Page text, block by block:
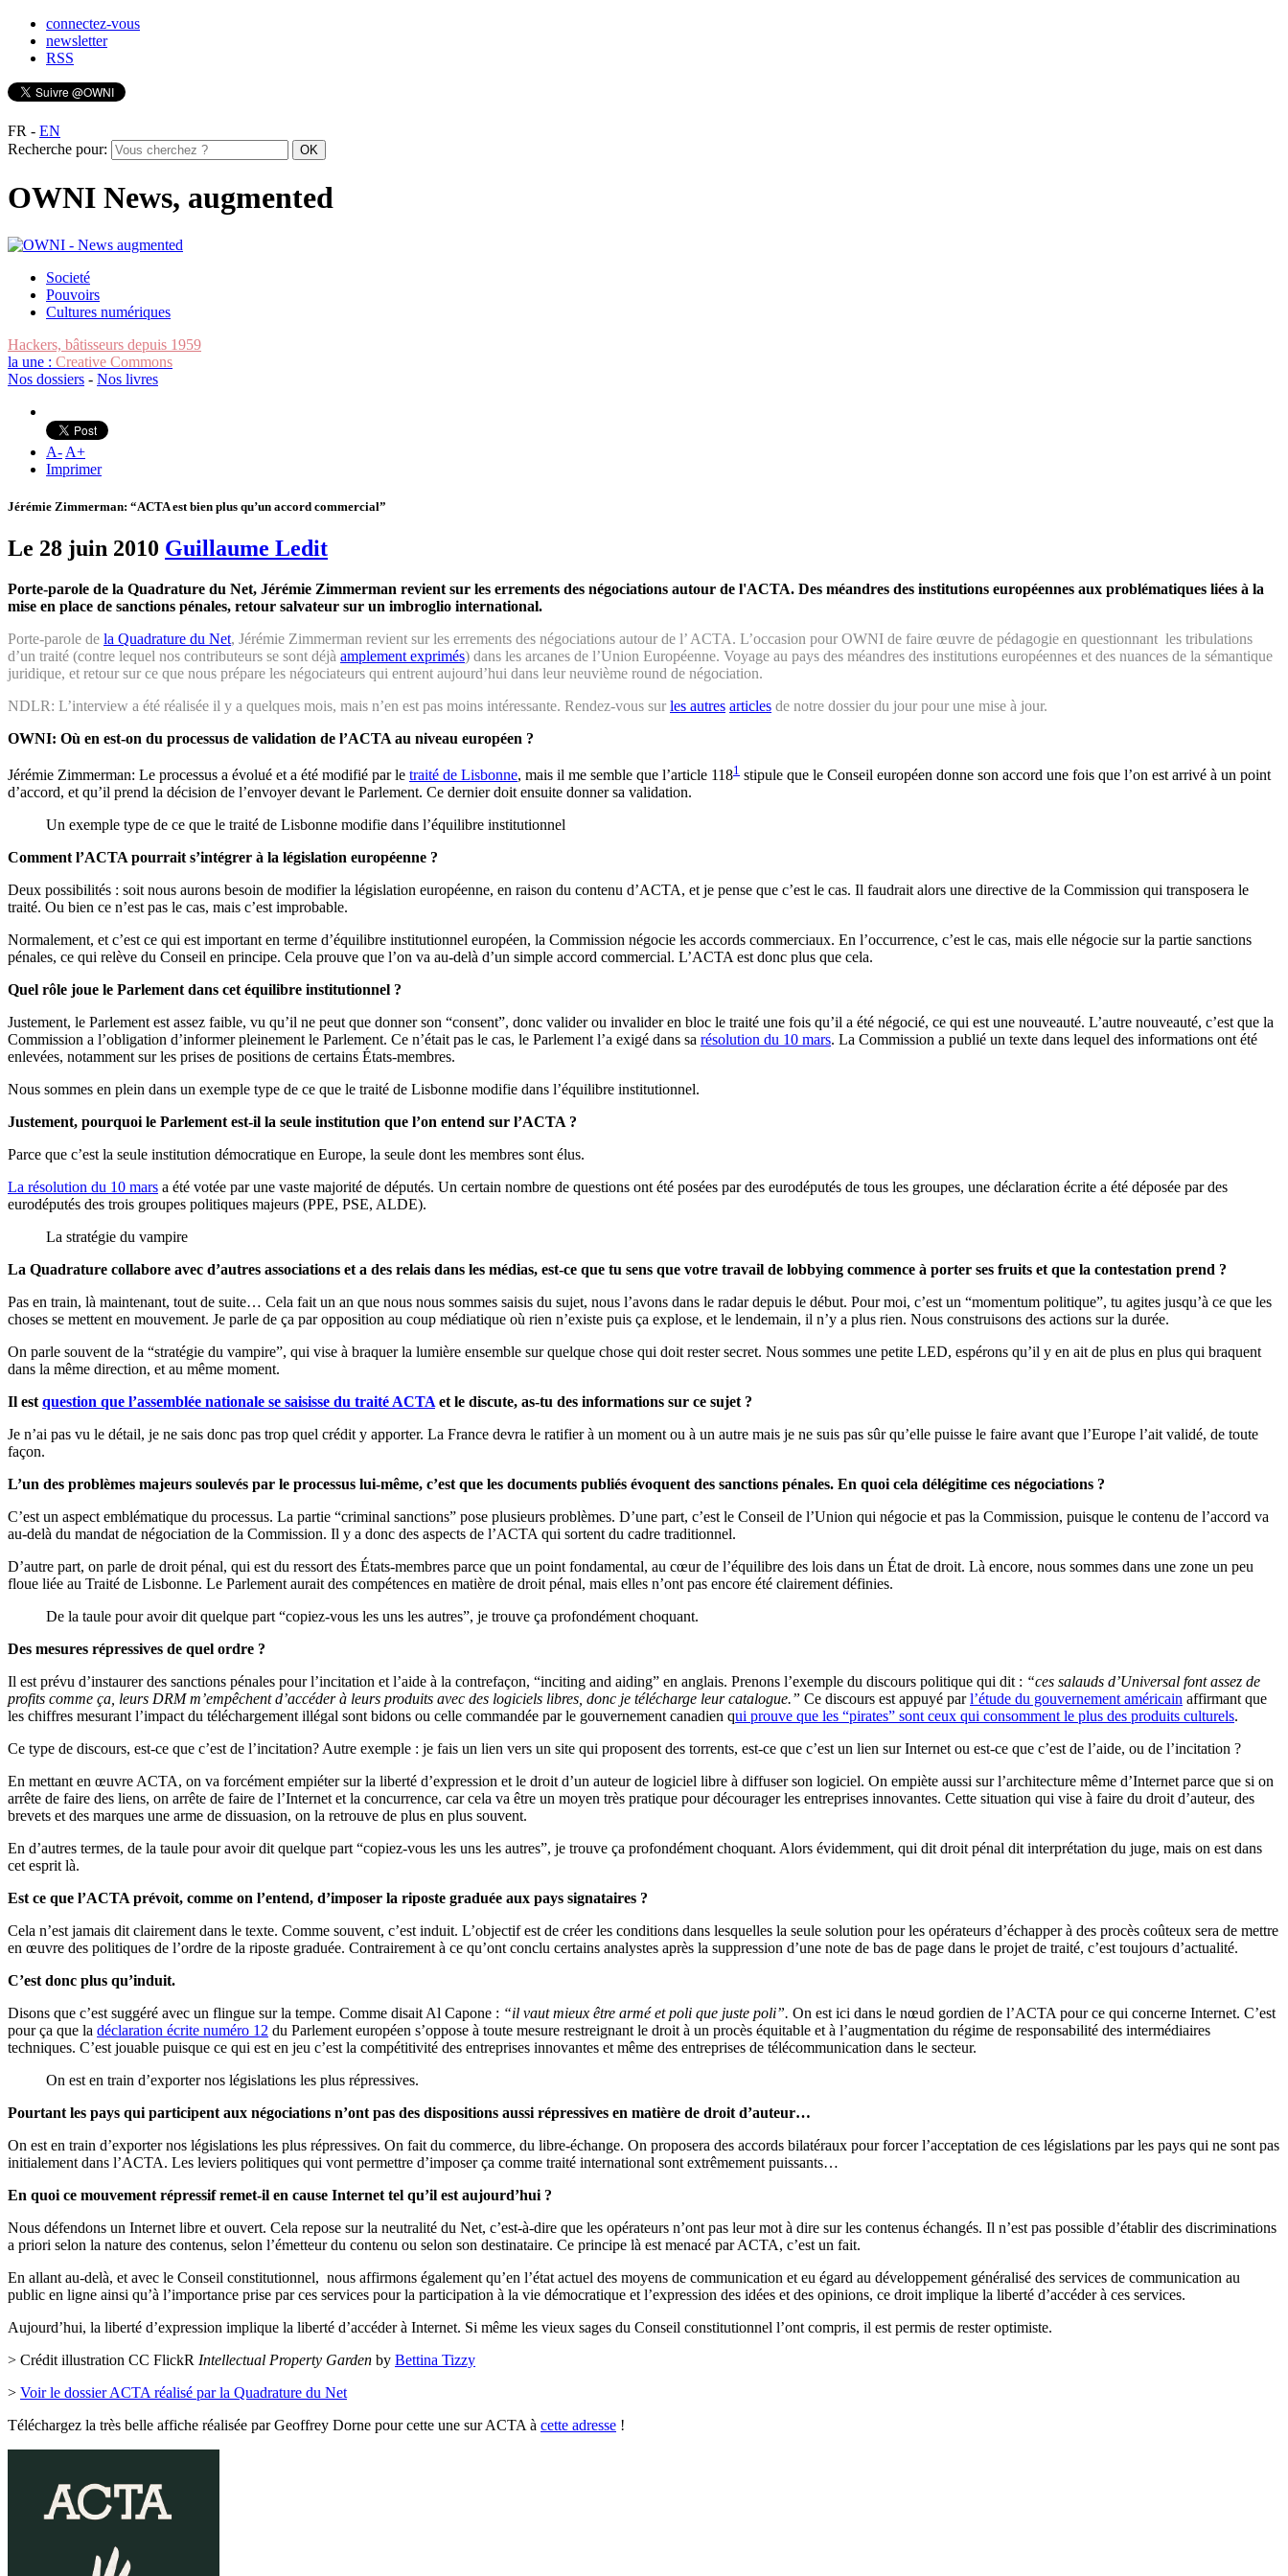
connectez-vous
newsletter
RSS
FR - EN
Recherche pour:
OWNI News, augmented
Societé
Pouvoirs
Cultures numériques
Hackers, bâtisseurs depuis 1959
la une : Creative Commons
Nos dossiers - Nos livres
A- A+
Imprimer
Jérémie Zimmerman: “ACTA est bien plus qu’un accord commercial”
Le 28 juin 2010 Guillaume Ledit
Porte-parole de la Quadrature du Net, Jérémie Zimmerman revient sur les errements des négociations autour de l'ACTA. Des méandres des institutions européennes aux problématiques liées à la
mise en place de sanctions pénales, retour salvateur sur un imbroglio international.
Porte-parole de la Quadrature du Net, Jérémie Zimmerman revient sur les errements des négociations autour de l’ ACTA. L’occasion pour OWNI de faire œuvre de pédagogie en questionnant les tribulations
d’un traité (contre lequel nos contributeurs se sont déjà amplement exprimés) dans les arcanes de l’Union Européenne. Voyage au pays des méandres des institutions européennes et des nuances de la sémantique
juridique, et retour sur ce que nous prépare les négociateurs qui entrent aujourd’hui dans leur neuvième round de négociation.
NDLR: L’interview a été réalisée il y a quelques mois, mais n’en est pas moins intéressante. Rendez-vous sur les autres articles de notre dossier du jour pour une mise à jour.
OWNI: Où en est-on du processus de validation de l’ACTA au niveau européen ?
Jérémie Zimmerman: Le processus a évolué et a été modifié par le traité de Lisbonne, mais il me semble que l’article 1181 stipule que le Conseil européen donne son accord une fois que l’on est arrivé à un point
d’accord, et qu’il prend la décision de l’envoyer devant le Parlement. Ce dernier doit ensuite donner sa validation.
Un exemple type de ce que le traité de Lisbonne modifie dans l’équilibre institutionnel
Comment l’ACTA pourrait s’intégrer à la législation européenne ?
Deux possibilités : soit nous aurons besoin de modifier la législation européenne, en raison du contenu d’ACTA, et je pense que c’est le cas. Il faudrait alors une directive de la Commission qui transposera le
traité. Ou bien ce n’est pas le cas, mais c’est improbable.
Normalement, et c’est ce qui est important en terme d’équilibre institutionnel européen, la Commission négocie les accords commerciaux. En l’occurrence, c’est le cas, mais elle négocie sur la partie sanctions
pénales, ce qui relève du Conseil en principe. Cela prouve que l’on va au-delà d’un simple accord commercial. L’ACTA est donc plus que cela.
Quel rôle joue le Parlement dans cet équilibre institutionnel ?
Justement, le Parlement est assez faible, vu qu’il ne peut que donner son “consent”, donc valider ou invalider en bloc le traité une fois qu’il a été négocié, ce qui est une nouveauté. L’autre nouveauté, c’est que la
Commission a l’obligation d’informer pleinement le Parlement. Ce n’était pas le cas, le Parlement l’a exigé dans sa résolution du 10 mars. La Commission a publié un texte dans lequel des informations ont été
enlevées, notamment sur les prises de positions de certains États-membres.
Nous sommes en plein dans un exemple type de ce que le traité de Lisbonne modifie dans l’équilibre institutionnel.
Justement, pourquoi le Parlement est-il la seule institution que l’on entend sur l’ACTA ?
Parce que c’est la seule institution démocratique en Europe, la seule dont les membres sont élus.
La résolution du 10 mars a été votée par une vaste majorité de députés. Un certain nombre de questions ont été posées par des eurodéputés de tous les groupes, une déclaration écrite a été déposée par des
eurodéputés des trois groupes politiques majeurs (PPE, PSE, ALDE).
La stratégie du vampire
La Quadrature collabore avec d’autres associations et a des relais dans les médias, est-ce que tu sens que votre travail de lobbying commence à porter ses fruits et que la contestation prend ?
Pas en train, là maintenant, tout de suite… Cela fait un an que nous nous sommes saisis du sujet, nous l’avons dans le radar depuis le début. Pour moi, c’est un “momentum politique”, tu agites jusqu’à ce que les
choses se mettent en mouvement. Je parle de ça par opposition au coup médiatique où rien n’existe puis ça explose, et le lendemain, il n’y a plus rien. Nous construisons des actions sur la durée.
On parle souvent de la “stratégie du vampire”, qui vise à braquer la lumière ensemble sur quelque chose qui doit rester secret. Nous sommes une petite LED, espérons qu’il y en ait de plus en plus qui braquent
dans la même direction, et au même moment.
Il estquestion que l’assemblée nationale se saisisse du traité ACTAet le discute, as-tu des informations sur ce sujet ?
Je n’ai pas vu le détail, je ne sais donc pas trop quel crédit y apporter. La France devra le ratifier à un moment ou à un autre mais je ne suis pas sûr qu’elle puisse le faire avant que l’Europe l’ait validé, de toute
façon.
L’un des problèmes majeurs soulevés par le processus lui-même, c’est que les documents publiés évoquent des sanctions pénales. En quoi cela délégitime ces négociations ?
C’est un aspect emblématique du processus. La partie “criminal sanctions” pose plusieurs problèmes. D’une part, c’est le Conseil de l’Union qui négocie et pas la Commission, puisque le contenu de l’accord va
au-delà du mandat de négociation de la Commission. Il y a donc des aspects de l’ACTA qui sortent du cadre traditionnel.
D’autre part, on parle de droit pénal, qui est du ressort des États-membres parce que un point fondamental, au cœur de l’équilibre des lois dans un État de droit. Là encore, nous sommes dans une zone un peu
floue liée au Traité de Lisbonne. Le Parlement aurait des compétences en matière de droit pénal, mais elles n’ont pas encore été clairement définies.
De la taule pour avoir dit quelque part “copiez-vous les uns les autres”, je trouve ça profondément choquant.
Des mesures répressives de quel ordre ?
Il est prévu d’instaurer des sanctions pénales pour l’incitation et l’aide à la contrefaçon, “inciting and aiding” en anglais. Prenons l’exemple du discours politique qui dit : “ces salauds d’Universal font assez de
profits comme ça, leurs DRM m’empêchent d’accéder à leurs produits avec des logiciels libres, donc je télécharge leur catalogue.” Ce discours est appuyé parl’étude du gouvernement américain affirmant que
les chiffres mesurant l’impact du téléchargement illégal sont bidons ou celle commandée par le gouvernement canadien qui prouve que les “pirates” sont ceux qui consomment le plus des produits culturels.
Ce type de discours, est-ce que c’est de l’incitation? Autre exemple : je fais un lien vers un site qui proposent des torrents, est-ce que c’est un lien sur Internet ou est-ce que c’est de l’aide, ou de l’incitation ?
En mettant en œuvre ACTA, on va forcément empiéter sur la liberté d’expression et le droit d’un auteur de logiciel libre à diffuser son logiciel. On empiète aussi sur l’architecture même d’Internet parce que si on
arrête de faire des liens, on arrête de faire de l’Internet et la concurrence, car cela va être un moyen très pratique pour décourager les entreprises innovantes. Cette situation qui vise à faire du droit d’auteur, des
brevets et des marques une arme de dissuasion, on la retrouve de plus en plus souvent.
En d’autres termes, de la taule pour avoir dit quelque part “copiez-vous les uns les autres”, je trouve ça profondément choquant. Alors évidemment, qui dit droit pénal dit interprétation du juge, mais on est dans
cet esprit là.
Est ce que l’ACTA prévoit, comme on l’entend, d’imposer la riposte graduée aux pays signataires ?
Cela n’est jamais dit clairement dans le texte. Comme souvent, c’est induit. L’objectif est de créer les conditions dans lesquelles la seule solution pour les opérateurs d’échapper à des procès coûteux sera de mettre
en œuvre des politiques de l’ordre de la riposte graduée. Contrairement à ce qu’ont conclu certains analystes après la suppression d’une note de bas de page dans le projet de traité, c’est toujours d’actualité.
C’est donc plus qu’induit.
Disons que c’est suggéré avec un flingue sur la tempe. Comme disait Al Capone : “il vaut mieux être armé et poli que juste poli”. On est ici dans le nœud gordien de l’ACTA pour ce qui concerne Internet. C’est
pour ça que la déclaration écrite numéro 12 du Parlement européen s’oppose à toute mesure restreignant le droit à un procès équitable et à l’augmentation du régime de responsabilité des intermédiaires
techniques. C’est jouable puisque ce qui est en jeu c’est la compétitivité des entreprises innovantes et même des entreprises de télécommunication dans le secteur.
On est en train d’exporter nos législations les plus répressives.
Pourtant les pays qui participent aux négociations n’ont pas des dispositions aussi répressives en matière de droit d’auteur…
On est en train d’exporter nos législations les plus répressives. On fait du commerce, du libre-échange. On proposera des accords bilatéraux pour forcer l’acceptation de ces législations par les pays qui ne sont pas
initialement dans l’ACTA. Les leviers politiques qui vont permettre d’imposer ça comme traité international sont extrêmement puissants…
En quoi ce mouvement répressif remet-il en cause Internet tel qu’il est aujourd’hui ?
Nous défendons un Internet libre et ouvert. Cela repose sur la neutralité du Net, c’est-à-dire que les opérateurs n’ont pas leur mot à dire sur les contenus échangés. Il n’est pas possible d’établir des discriminations
a priori selon la nature des contenus, selon l’émetteur du contenu ou selon son destinataire. Ce principe là est menacé par ACTA, c’est un fait.
En allant au-delà, et avec le Conseil constitutionnel, nous affirmons également qu’en l’état actuel des moyens de communication et eu égard au développement généralisé des services de communication au
public en ligne ainsi qu’à l’importance prise par ces services pour la participation à la vie démocratique et l’expression des idées et des opinions, ce droit implique la liberté d’accéder à ces services.
Aujourd’hui, la liberté d’expression implique la liberté d’accéder à Internet. Si même les vieux sages du Conseil constitutionnel l’ont compris, il est permis de rester optimiste.
> Crédit illustration CC FlickR Intellectual Property Garden by Bettina Tizzy
> Voir le dossier ACTA réalisé par la Quadrature du Net
Téléchargez la très belle affiche réalisée par Geoffrey Dorne pour cette une sur ACTA à cette adresse !